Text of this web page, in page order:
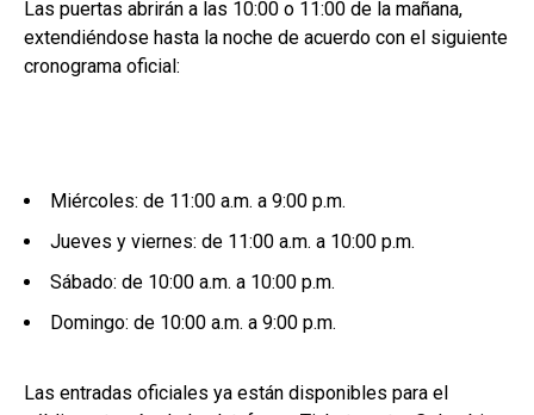
Las puertas abrirán a las 10:00 o 11:00 de la mañana,
extendiéndose hasta la noche de acuerdo con el siguiente
cronograma oficial:
Miércoles: de 11:00 a.m. a 9:00 p.m.
Jueves y viernes: de 11:00 a.m. a 10:00 p.m.
Sábado: de 10:00 a.m. a 10:00 p.m.
Domingo: de 10:00 a.m. a 9:00 p.m.
Las entradas oficiales ya están disponibles para el